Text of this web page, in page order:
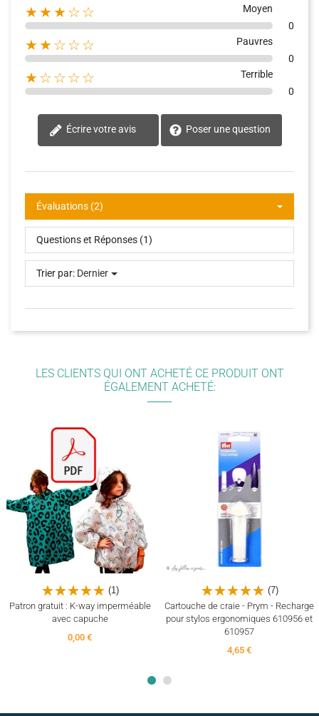
★★★☆☆
Moyen
0
★★☆☆☆
Pauvres
0
★☆☆☆☆
Terrible
0
Écrire votre avis Poser une question
Évaluations (2)
Questions et Réponses (1)
Trier par: Dernier
LES CLIENTS QUI ONT ACHETÉ CE PRODUIT ONT
ÉGALEMENT ACHETÉ:
(1)
Patron gratuit : K-way imperméable
avec capuche
0,00 €
(7)
Cartouche de craie - Prym - Recharge
pour stylos ergonomiques 610956 et
610957
4,65 €